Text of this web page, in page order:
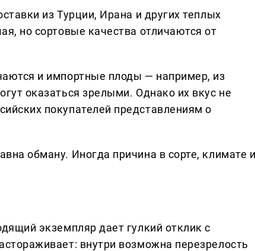
из Турции, Ирана и других теплых
но сортовые качества отличаются от
и импортные плоды — например, из
оказаться зрелыми. Однако их вкус не
покупателей представлениям о
обману. Иногда причина в сорте, климате
экземпляр дает гулкий отклик с
внутри возможна перезрелость